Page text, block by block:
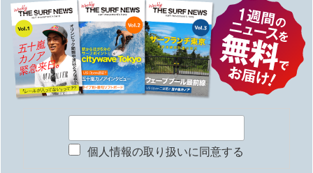
個人情報の取り扱いに同意する